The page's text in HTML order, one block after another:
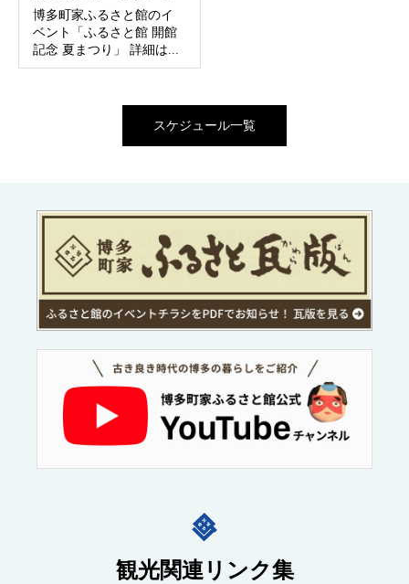
博多町家ふるさと館のイ
ベント「ふるさと館 開館
記念 夏まつり」 詳細は...
スケジュール一覧
観光関連リンク集